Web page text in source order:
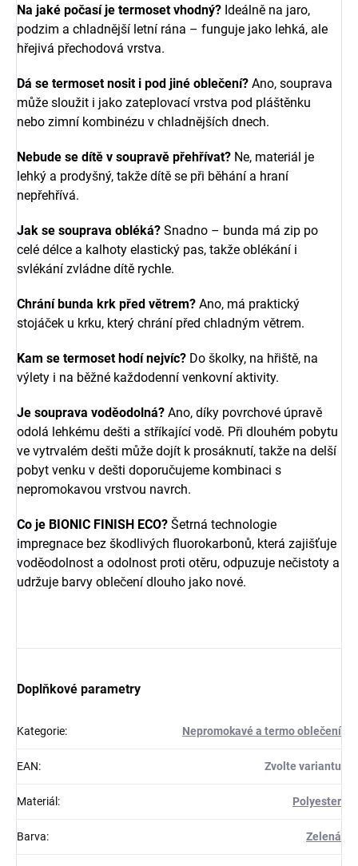
Na jaké počasí je termoset vhodný? Ideálně na jaro,
podzim a chladnější letní rána – funguje jako lehká, ale
hřejivá přechodová vrstva.
Dá se termoset nosit i pod jiné oblečení? Ano, souprava
může sloužit i jako zateplovací vrstva pod pláštěnku
nebo zimní kombinézu v chladnějších dnech.
Nebude se dítě v soupravě přehřívat? Ne, materiál je
lehký a prodyšný, takže dítě se při běhání a hraní
nepřehřívá.
Jak se souprava obléká? Snadno – bunda má zip po
celé délce a kalhoty elastický pas, takže oblékání i
svlékání zvládne dítě rychle.
Chrání bunda krk před větrem? Ano, má praktický
stojáček u krku, který chrání před chladným větrem.
Kam se termoset hodí nejvíc? Do školky, na hřiště, na
výlety i na běžné každodenní venkovní aktivity.
Je souprava voděodolná? Ano, díky povrchové úpravě
odolá lehkému dešti a stříkající vodě. Při dlouhém pobytu
ve vytrvalém dešti může dojít k prosáknutí, takže na delší
pobyt venku v dešti doporučujeme kombinaci s
nepromokavou vrstvou navrch.
Co je BIONIC FINISH ECO? Šetrná technologie
impregnace bez škodlivých fluorokarbonů, která zajišťuje
voděodolnost a odolnost proti otěru, odpuzuje nečistoty a
udržuje barvy oblečení dlouho jako nové.
Doplňkové parametry
Kategorie: Nepromokavé a termo oblečení
EAN: Zvolte variantu
Materiál: Polyester
Barva: Zelená